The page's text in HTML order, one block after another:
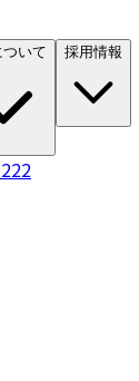
ついて 採用情報